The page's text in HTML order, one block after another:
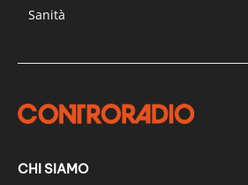
Sanità
CHI SIAMO